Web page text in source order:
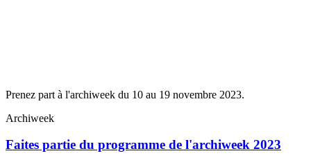
Prenez part à l'archiweek du 10 au 19 novembre 2023.
Archiweek
Faites partie du programme de l'archiweek 2023